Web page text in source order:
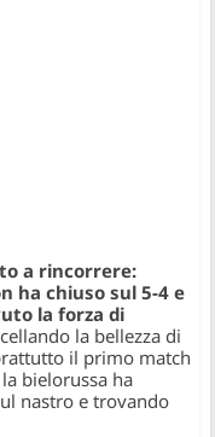
a rincorrere:
ha chiuso sul 5-4 e
la forza di
la bellezza di
il primo match
bielorussa ha
nastro e trovando